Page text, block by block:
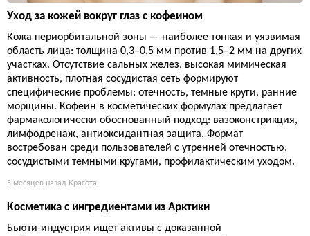
Уход за кожей вокруг глаз с кофеином
Кожа периорбитальной зоны — наиболее тонкая и уязвимая
область лица: толщина 0,3–0,5 мм против 1,5–2 мм на других
участках. Отсутствие сальных желез, высокая мимическая
активность, плотная сосудистая сеть формируют
специфические проблемы: отечность, темные круги, ранние
морщины. Кофеин в косметических формулах предлагает
фармакологически обоснованный подход: вазоконстрикция,
лимфодренаж, антиоксидантная защита. Формат
востребован среди пользователей с утренней отечностью,
сосудистыми темными кругами, профилактическим уходом.
5 месяцев назад Красота
Косметика с ингредиентами из Арктики
Бьюти-индустрия ищет активы с доказанной